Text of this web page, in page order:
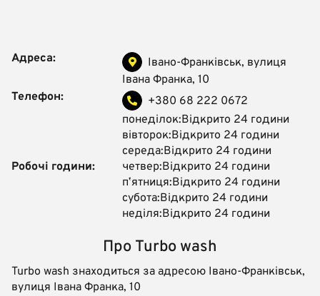
Адреса:
Івано-Франківськ, вулиця
Івана Франка, 10
Телефон:
+380 68 222 0672
Робочі години:
понеділок:Відкрито 24 години
вівторок:Відкрито 24 години
середа:Відкрито 24 години
четвер:Відкрито 24 години
пʼятниця:Відкрито 24 години
субота:Відкрито 24 години
неділя:Відкрито 24 години
Про Turbo wash
Turbo wash знаходиться за адресою Івано-Франківськ,
вулиця Івана Франка, 10